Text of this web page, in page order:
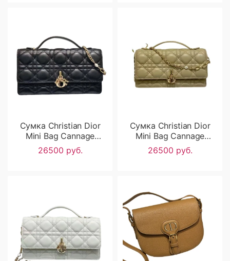
Сумка Christian Dior
Mini Bag Cannage
Lambskin RN2543
26500 руб.
Сумка Christian Dior
Mini Bag Cannage
Lambskin RN2542
26500 руб.